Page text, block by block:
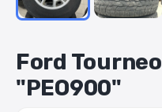
Ford Tourneo
"PEO900"